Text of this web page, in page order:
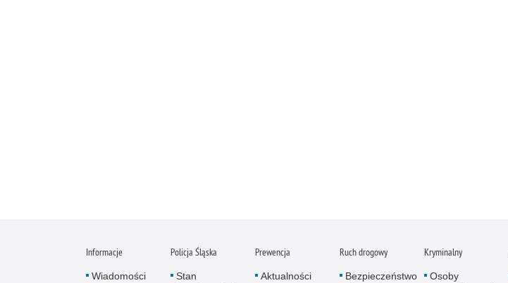
Informacje
Wiadomości
Policja Śląska
Stan
Prewencja
Aktualności
Ruch drogowy
Bezpieczeństwo
Kryminalny
Osoby